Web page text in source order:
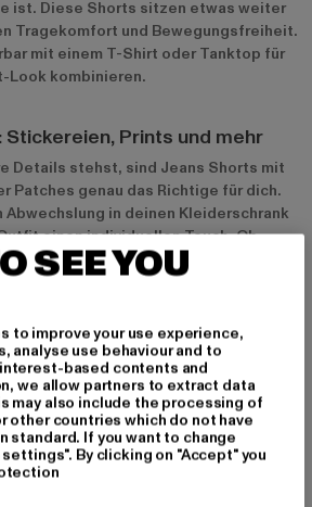
ist. Diese Shorts sitzen etwas weiter
Tragekomfort und Bewegungsfreiheit.
mit einem T-Shirt oder Tanktop für
Look kombinieren.
Prints und mehr
Details stehst, sind Jeans Shorts mit
Patches genau das Richtige für dich.
in deinen Kleiderschrank
einen individuellen Touch. Ob
oder auffällige Patches – mit diesen
Akzente.
Shorts
Shirt und Sneakers
Freizeitlook kombinierst du deine Jeans
T-Shirt und Sneakers. Dieser Look
für den Alltag. Mit einer
Rucksack bringst du zusätzlich eine
SEE YOU
to improve your use experience,
analyse use behaviour and to
based contents and
we allow partners to extract data
may also include the processing of
other countries which do not have
standard. If you want to change
By clicking on "Accept" you